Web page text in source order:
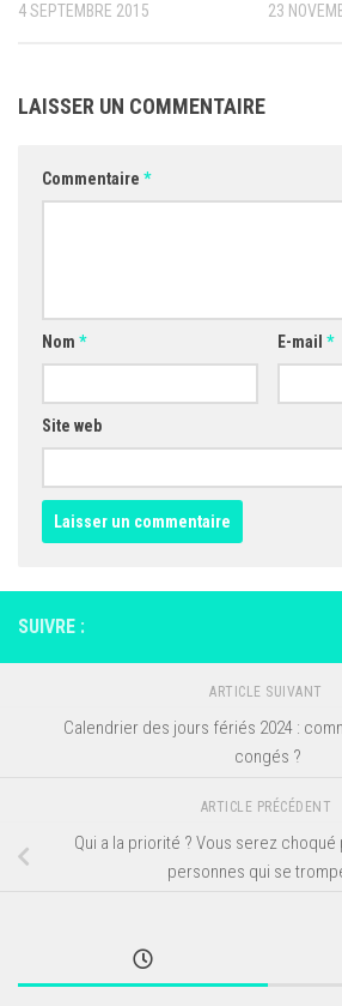
4 SEPTEMBRE 2015 23
LAISSER UN COMMENTAIRE
Commentaire *
Nom * E-mail *
Site web
SUIVRE :
ARTICLE SUIVANT
Calendrier des jours fériés 2024 :
congés ?
ARTICLE PRÉCÉDENT
Qui a la priorité ? Vous serez
personnes qui se